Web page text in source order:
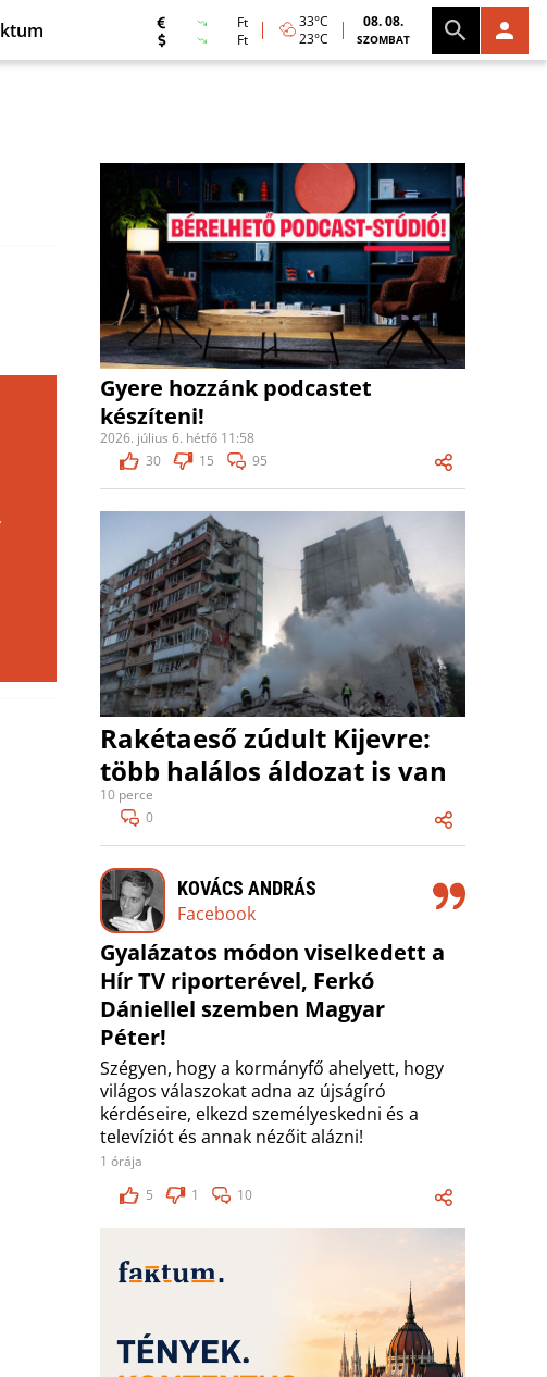
Ft
Ft
33°C
23°C
08. 08.
SZOMBAT
Gyere hozzánk podcastet
készíteni!
2026. július 6. hétfő 11:58
30
15 95
Rakétaeső zúdult Kijevre:
több halálos áldozat is van
10 perce
0
KOVÁCS ANDRÁS
Facebook
Gyalázatos módon viselkedett a
Hír TV riporterével, Ferkó
Dániellel szemben Magyar
Péter!
Szégyen, hogy a kormányfő ahelyett, hogy
világos válaszokat adna az újságíró
kérdéseire, elkezd személyeskedni és a
televíziót és annak nézőit alázni!
1 órája
5
1 10